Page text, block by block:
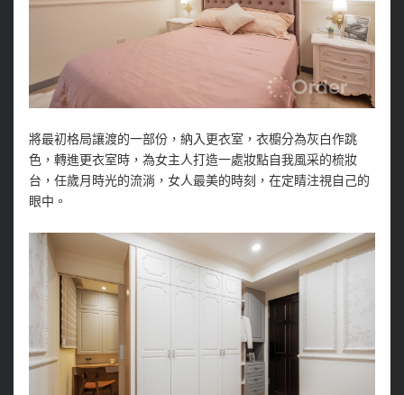
將最初格局讓渡的一部份，納入更衣室，衣櫥分為灰白作跳
色，轉進更衣室時，為女主人打造一處妝點自我風采的梳妝
台，任歲月時光的流淌，女人最美的時刻，在定睛注視自己的
眼中。